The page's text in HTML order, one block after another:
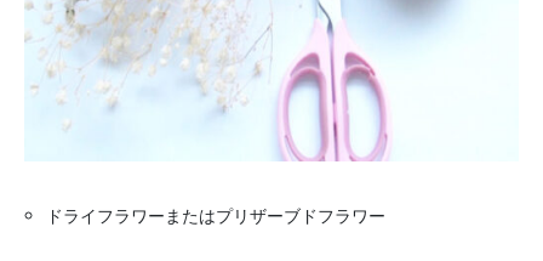
ドライフラワーまたはプリザーブドフラワー